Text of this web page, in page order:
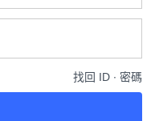
找回 ID ∙ 密碼